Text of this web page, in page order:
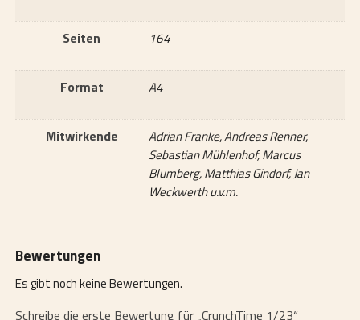
Seiten 164
Format A4
Mitwirkende
Adrian Franke, Andreas Renner,
Sebastian Mühlenhof, Marcus
Blumberg, Matthias Gindorf, Jan
Weckwerth u.v.m.
Bewertungen
Es gibt noch keine Bewertungen.
Schreibe die erste Bewertung für „CrunchTime 1/23“